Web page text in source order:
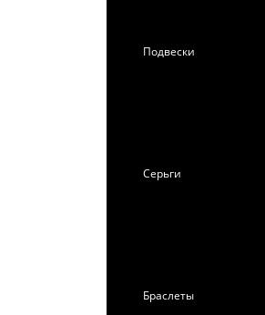
Подвески
Серьги
Браслеты